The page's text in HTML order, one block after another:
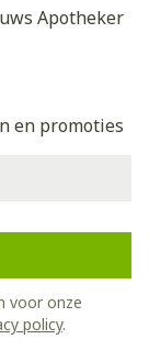
Apotheker
en promoties
voor onze
policy.